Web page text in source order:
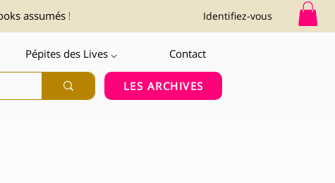
assumés ! Identifiez-vous
Pépites des Lives ⌵ Contact
LES ARCHIVES